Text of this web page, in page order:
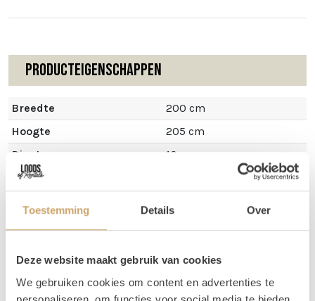
Toestemming Details Over
Deze website maakt gebruik van cookies
We gebruiken cookies om content en advertenties te
Producteigenschappen
Breedte
200 cm
Hoogte
205 cm
Diepte
10 cm
Omschrijving
dubbele boog en komt met een mauve doek.